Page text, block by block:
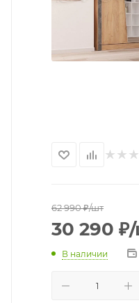
62 990₽/шт
30 290 ₽
В наличии